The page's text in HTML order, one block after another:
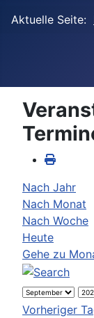
Aktuelle Seite:
Nach Jahr
Nach Monat
Nach Woche
Heute
Gehe zu
Vorheriger